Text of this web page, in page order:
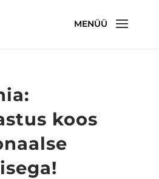
koos